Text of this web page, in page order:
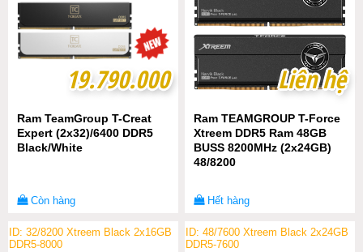
19.790.000
19.790.000
Ram TeamGroup T-Creat
Expert (2x32)/6400 DDR5
Black/White
Còn hàng
Liên hệ
Liên hệ
Ram TEAMGROUP T-Force
Xtreem DDR5 Ram 48GB
BUSS 8200MHz (2x24GB)
48/8200
Hết hàng
ID: 32/8200 Xtreem Black 2x16GB
DDR5-8000
ID: 48/7600 Xtreem Black 2x24GB
DDR5-7600